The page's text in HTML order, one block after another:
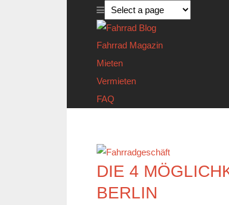
Fahrrad Magazin
Mieten
Vermieten
FAQ
DIE 4
BERLIN